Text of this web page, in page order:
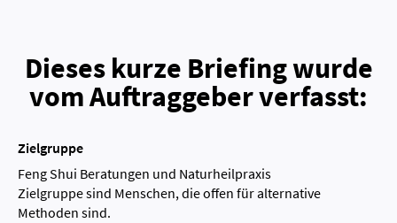
Dieses kurze Briefing wurde
vom Auftraggeber verfasst:
Zielgruppe
Feng Shui Beratungen und Naturheilpraxis
Zielgruppe sind Menschen, die offen für alternative
Methoden sind.